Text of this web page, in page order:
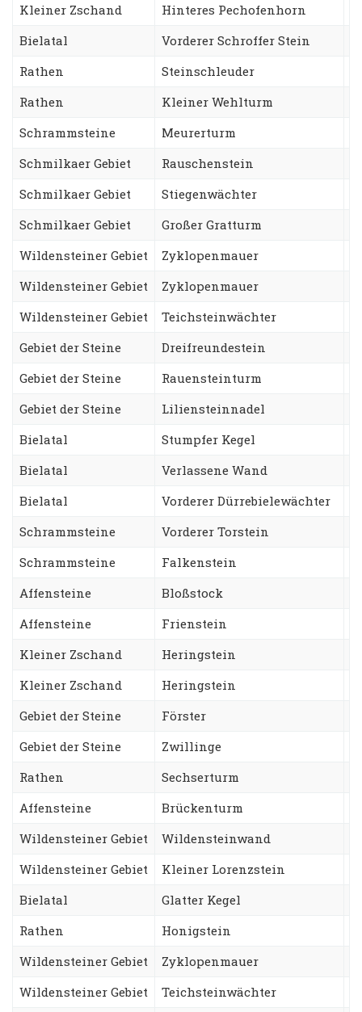
Kleiner Zschand
Hinteres Pechofenhorn
Bielatal
Vorderer Schroffer Stein
Rathen
Steinschleuder
Rathen
Kleiner Wehlturm
Schrammsteine
Meurerturm
Schmilkaer Gebiet
Rauschenstein
Schmilkaer Gebiet
Stiegenwächter
Schmilkaer Gebiet
Großer Gratturm
Wildensteiner Gebiet
Zyklopenmauer
Wildensteiner Gebiet
Zyklopenmauer
Wildensteiner Gebiet
Teichsteinwächter
Gebiet der Steine
Dreifreundestein
Gebiet der Steine
Rauensteinturm
Gebiet der Steine
Liliensteinnadel
Bielatal
Stumpfer Kegel
Bielatal
Verlassene Wand
Bielatal
Vorderer Dürrebielewächter
Schrammsteine
Vorderer Torstein
Schrammsteine
Falkenstein
Affensteine
Bloßstock
Affensteine
Frienstein
Kleiner Zschand
Heringstein
Kleiner Zschand
Heringstein
Gebiet der Steine
Förster
Gebiet der Steine
Zwillinge
Rathen
Sechserturm
Affensteine
Brückenturm
Wildensteiner Gebiet
Wildensteinwand
Wildensteiner Gebiet
Kleiner Lorenzstein
Bielatal
Glatter Kegel
Rathen
Honigstein
Wildensteiner Gebiet
Zyklopenmauer
Wildensteiner Gebiet
Teichsteinwächter